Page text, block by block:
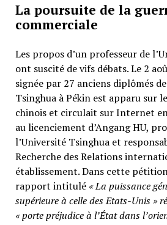
La poursuite de la
commerciale
Les propos d’un professeur de
ont suscité de vifs débats. Le 2
signée par 27 anciens diplômés
Tsinghua à Pékin est apparu sur
chinois et circulait sur Internet
au licenciement d’Angang HU,
l’Université Tsinghua et
Recherche des Relations
établissement. Dans cette
rapport intitulé « La puissance
supérieure à celle des Etats-Unis »
« porte préjudice à l’État dans